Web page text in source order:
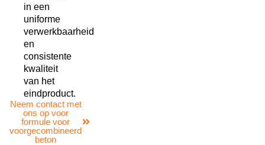
in een
uniforme
verwerkbaarheid
en
consistente
kwaliteit
van het
eindproduct.
Neem contact met
ons op voor
formule voor
voorgecombineerd
beton